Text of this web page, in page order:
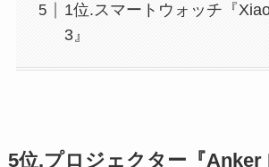
1位.スマートウォッチ『
3』
5位.プロジェクター『Anker